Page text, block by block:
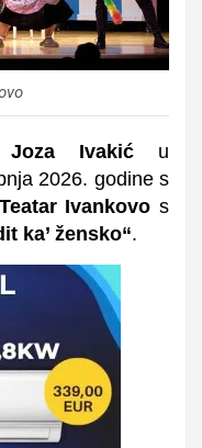
Joza Ivakić u
2026. godine s
Teatar Ivankovo s
ka’ žensko“.